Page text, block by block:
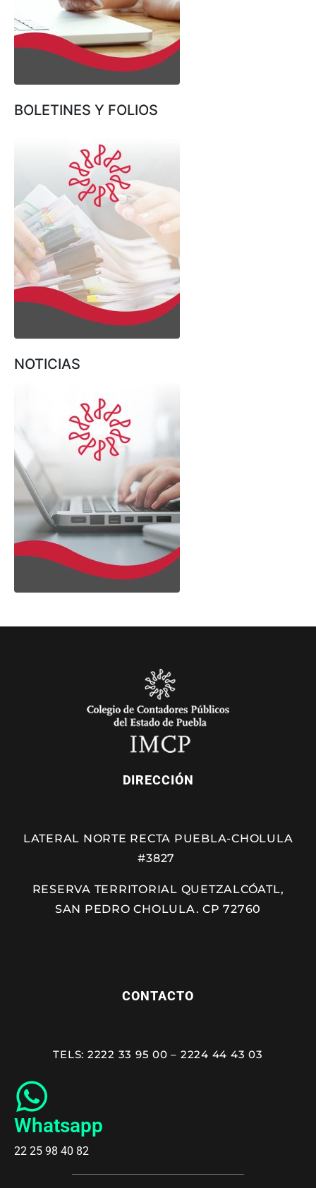
BOLETINES Y FOLIOS
NOTICIAS
DIRECCIÓN
LATERAL NORTE RECTA PUEBLA-CHOLULA
#3827
RESERVA TERRITORIAL QUETZALCÓATL,
SAN PEDRO CHOLULA. CP 72760
CONTACTO
TELS: 2222 33 95 00 – 2224 44 43 03
Whatsapp
22 25 98 40 82